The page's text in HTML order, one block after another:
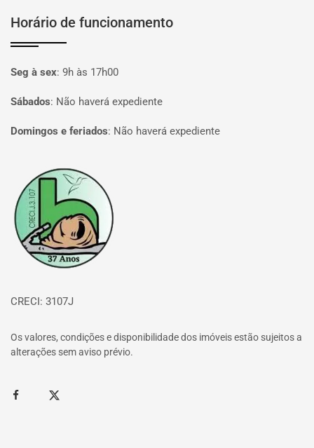
Horário de funcionamento
Seg à sex: 9h às 17h00
Sábados: Não haverá expediente
Domingos e feriados: Não haverá expediente
Página inicial
CRECI: 3107J
Os valores, condições e disponibilidade dos imóveis estão sujeitos a
alterações sem aviso prévio.
FacebookTwitter